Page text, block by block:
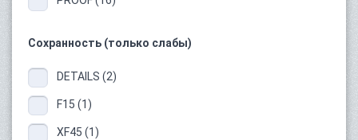
Сохранность (только слабы)
DETAILS (2)
F15 (1)
XF45 (1)